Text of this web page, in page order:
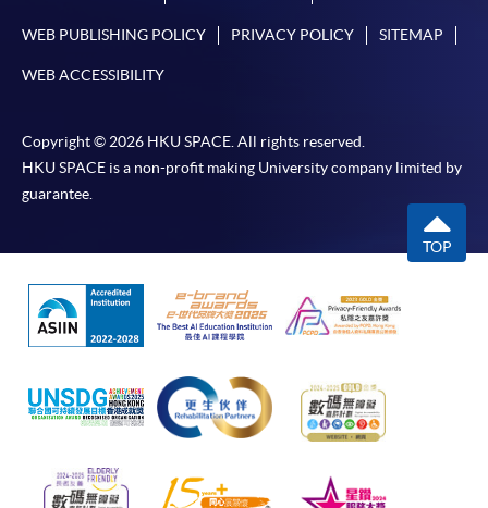
WEB PUBLISHING POLICY PRIVACY POLICY SITEMAP
WEB ACCESSIBILITY
Copyright © 2026 HKU SPACE. All rights reserved.
HKU SPACE is a non-profit making University company limited by
guarantee.
TOP